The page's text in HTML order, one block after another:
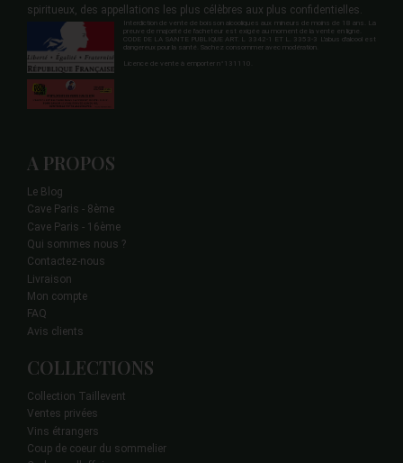
spiritueux, des appellations les plus célèbres aux plus confidentielles.
Interdiction de vente de boisson alcooliques aux mineurs de moins de 18 ans. La
preuve de majorité de l'acheteur est exigée au moment de la vente en ligne.
CODE DE LA SANTE PUBLIQUE ART. L 3342-1 ET L. 3353-3 L'abus d'alcool est
dangereux pour la santé. Sachez consommer avec modération.
Licence de vente à emporter n°131110.
A PROPOS
Le Blog
Cave Paris - 8ème
Cave Paris - 16ème
Qui sommes nous ?
Contactez-nous
Livraison
Mon compte
FAQ
Avis clients
COLLECTIONS
Collection Taillevent
Ventes privées
Vins étrangers
Coup de coeur du sommelier